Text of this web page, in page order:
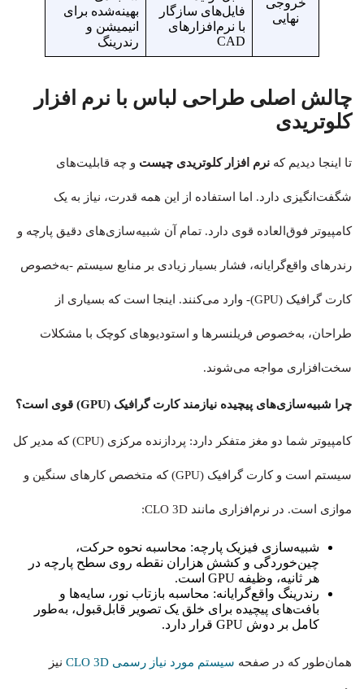
خروجی
نهایی
فایل‌های سازگار
با نرم‌افزارهای
CAD
بهینه‌شده برای
انیمیشن و
رندرینگ
چالش اصلی طراحی لباس با نرم افزار
کلوتریدی
تا اینجا دیدیم که نرم افزار کلوتریدی چیست و چه قابلیت‌های
شگفت‌انگیزی دارد. اما استفاده از این همه قدرت، نیاز به یک
کامپیوتر فوق‌العاده قوی دارد. تمام آن شبیه‌سازی‌های دقیق پارچه و
رندرهای واقع‌گرایانه، فشار بسیار زیادی بر منابع سیستم -به‌خصوص
کارت گرافیک (GPU)- وارد می‌کنند. اینجا است که بسیاری از
طراحان، به‌خصوص فریلنسرها و استودیوهای کوچک با مشکلات
سخت‌افزاری مواجه می‌شوند.
چرا شبیه‌سازی‌های پیچیده نیازمند کارت گرافیک (GPU) قوی است؟
کامپیوتر شما دو مغز متفکر دارد: پردازنده مرکزی (CPU) که مدیر کل
سیستم است و کارت گرافیک (GPU) که متخصص کارهای سنگین و
موازی است. در نرم‌افزاری مانند CLO 3D:
شبیه‌سازی فیزیک پارچه: محاسبه نحوه حرکت،
چین‌خوردگی و کشش هزاران نقطه روی سطح پارچه در
هر ثانیه، وظیفه GPU است.
رندرینگ واقع‌گرایانه: محاسبه بازتاب نور، سایه‌ها و
بافت‌های پیچیده برای خلق یک تصویر قابل‌قبول، به‌طور
کامل بر دوش GPU قرار دارد.
همان‌طور که در صفحه سیستم مورد نیاز رسمی CLO 3D نیز